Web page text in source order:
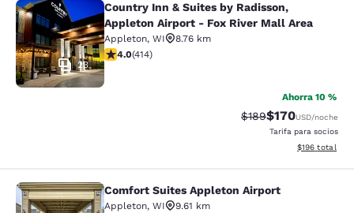
Country Inn & Suites by Radisson,
23
Country Inn & Suites by Radisson,
Appleton Airport - Fox River Mall Area
Appleton, WI
8.76 km
Calificación de 3.96 estrellas. Bueno. 414 reseñas
4.0(414)
Ahorra 10 %
Tarifa tachada:
$189Tarifa reducida:
$170USD/noche
Tarifa para socios
Ver detalles
$196 total
Comfort Suites Appleton Airport
Comfort Suites Appleton Airport
Appleton, WI
9.61 km